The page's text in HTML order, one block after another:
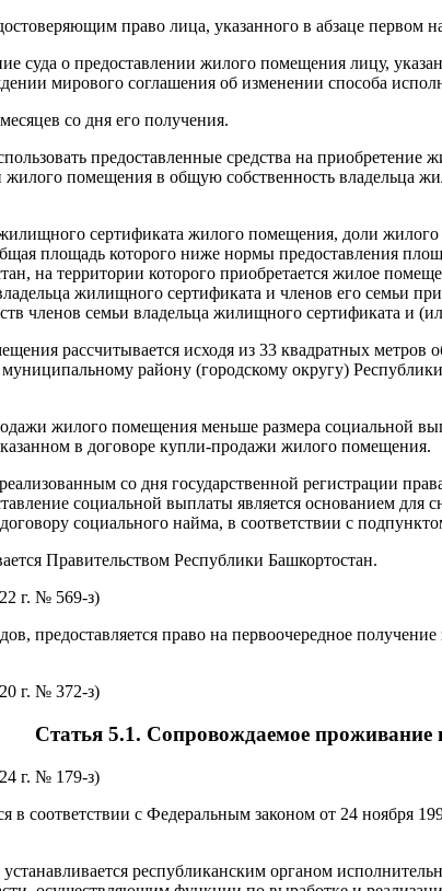
право лица, указанного в абзаце первом
суда о предоставлении жилого помещения лицу,
мирового соглашения об изменении способа
со дня его получения.
предоставленные средства на
помещения в общую собственность владельца
жилищного сертификата жилого помещения, доли
площадь которого ниже нормы предоставления
на территории которого приобретается жилое
жилищного сертификата и членов его семьи
членов семьи владельца жилищного сертификата и
рассчитывается исходя из 33 квадратных
району (городскому округу)
жилого помещения меньше размера социальной
в договоре купли-продажи жилого помещения.
со дня государственной регистрации
социальной выплаты является основанием для
социального найма, в соответствии с
Правительством Республики Башкортостан.
г. № 569-з)
предоставляется право на первоочередное
г. № 372-з)
Статья 5.1. Сопровождаемое проживание
г. № 179-з)
в соответствии с Федеральным законом от 24 ноября
республиканским органом